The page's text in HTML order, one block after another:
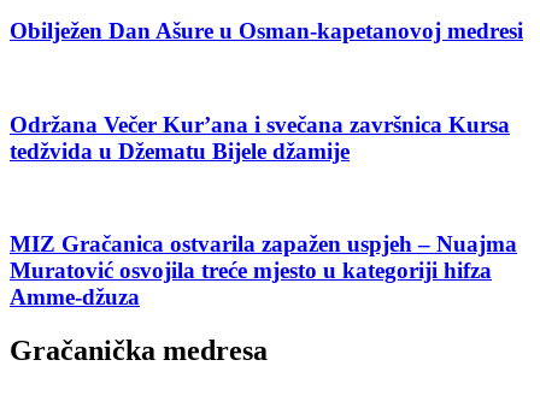
Obilježen Dan Ašure u Osman-kapetanovoj medresi
Održana Večer Kur’ana i svečana završnica Kursa
tedžvida u Džematu Bijele džamije
MIZ Gračanica ostvarila zapažen uspjeh – Nuajma
Muratović osvojila treće mjesto u kategoriji hifza
Amme-džuza
Gračanička medresa